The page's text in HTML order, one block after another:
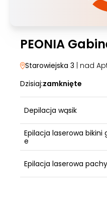
PEONIA
Starowiejska 3 | nad
Dzisiaj:zamknięte
Depilacja wąsik
Epilacja laserowa bikini
e
Epilacja laserowa pachy